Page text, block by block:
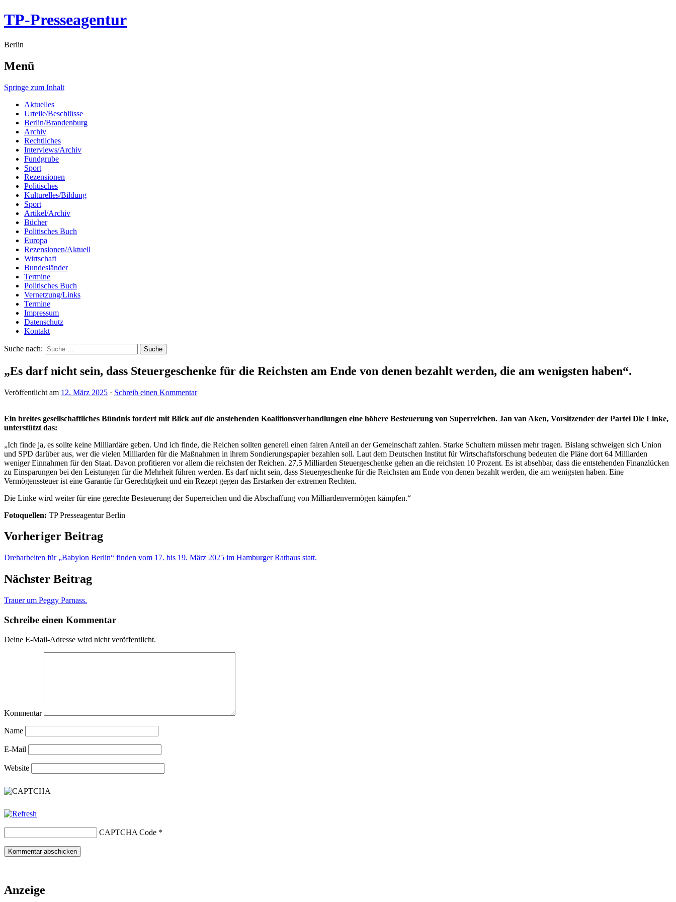
TP-Presseagentur
Berlin
Menü
Springe zum Inhalt
Aktuelles
Urteile/Beschlüsse
Berlin/Brandenburg
Archiv
Rechtliches
Interviews/Archiv
Fundgrube
Sport
Rezensionen
Politisches
Kulturelles/Bildung
Sport
Artikel/Archiv
Bücher
Politisches Buch
Europa
Rezensionen/Aktuell
Wirtschaft
Bundesländer
Termine
Politisches Buch
Vernetzung/Links
Termine
Impressum
Datenschutz
Kontakt
Suche nach:
„Es darf nicht sein, dass Steuergeschenke für die Reichsten am Ende von denen bezahlt werden, die am wenigsten haben“.
Veröffentlicht am 12. März 2025 · Schreib einen Kommentar
Ein breites gesellschaftliches Bündnis fordert mit Blick auf die anstehenden Koalitionsverhandlungen eine höhere Besteuerung von Superreichen. Jan van Aken, Vorsitzender der Partei Die Linke,
unterstützt das:
„Ich finde ja, es sollte keine Milliardäre geben. Und ich finde, die Reichen sollten generell einen fairen Anteil an der Gemeinschaft zahlen. Starke Schultern müssen mehr tragen. Bislang schweigen sich Union
und SPD darüber aus, wer die vielen Milliarden für die Maßnahmen in ihrem Sondierungspapier bezahlen soll. Laut dem Deutschen Institut für Wirtschaftsforschung bedeuten die Pläne dort 64 Milliarden
weniger Einnahmen für den Staat. Davon profitieren vor allem die reichsten der Reichen. 27,5 Milliarden Steuergeschenke gehen an die reichsten 10 Prozent. Es ist absehbar, dass die entstehenden Finanzlücken
zu Einsparungen bei den Leistungen für die Mehrheit führen werden. Es darf nicht sein, dass Steuergeschenke für die Reichsten am Ende von denen bezahlt werden, die am wenigsten haben. Eine
Vermögenssteuer ist eine Garantie für Gerechtigkeit und ein Rezept gegen das Erstarken der extremen Rechten.
Die Linke wird weiter für eine gerechte Besteuerung der Superreichen und die Abschaffung von Milliardenvermögen kämpfen.“
Fotoquellen: TP Presseagentur Berlin
Vorheriger Beitrag
Dreharbeiten für „Babylon Berlin“ finden vom 17. bis 19. März 2025 im Hamburger Rathaus statt.
Nächster Beitrag
Trauer um Peggy Parnass.
Schreibe einen Kommentar
Deine E-Mail-Adresse wird nicht veröffentlicht.
Kommentar
Name
E-Mail
Website
CAPTCHA Code *
Anzeige